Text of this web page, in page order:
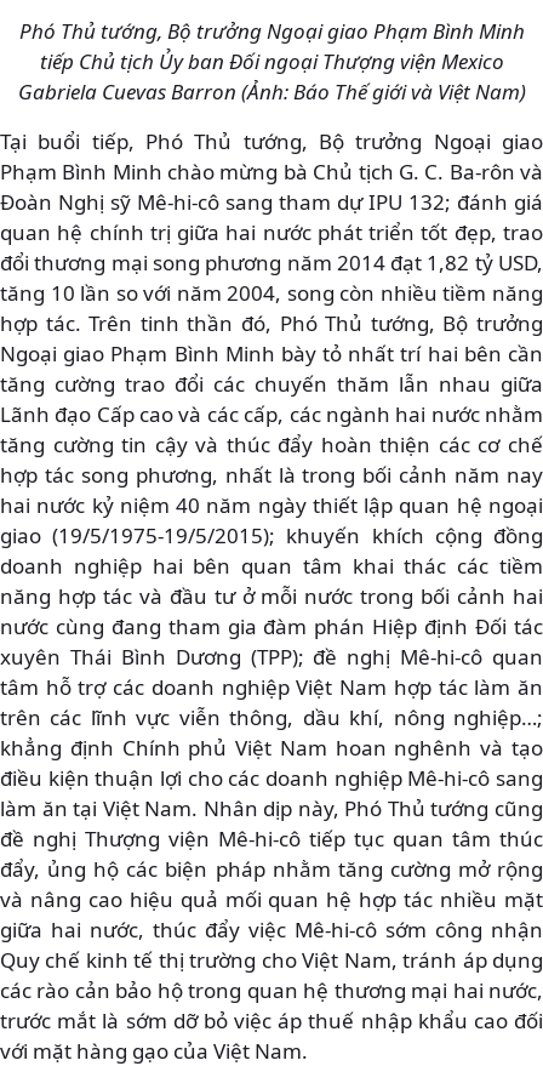
Phó Thủ tướng, Bộ trưởng Ngoại giao Phạm Bình Minh
tiếp Chủ tịch Ủy ban Đối ngoại Thượng viện Mexico
Gabriela Cuevas Barron (Ảnh: Báo Thế giới và Việt Nam)
Tại buổi tiếp, Phó Thủ tướng, Bộ trưởng Ngoại giao
Phạm Bình Minh chào mừng bà Chủ tịch G. C. Ba-rôn và
Đoàn Nghị sỹ Mê-hi-cô sang tham dự IPU 132; đánh giá
quan hệ chính trị giữa hai nước phát triển tốt đẹp, trao
đổi thương mại song phương năm 2014 đạt 1,82 tỷ USD,
tăng 10 lần so với năm 2004, song còn nhiều tiềm năng
hợp tác. Trên tinh thần đó, Phó Thủ tướng, Bộ trưởng
Ngoại giao Phạm Bình Minh bày tỏ nhất trí hai bên cần
tăng cường trao đổi các chuyến thăm lẫn nhau giữa
Lãnh đạo Cấp cao và các cấp, các ngành hai nước nhằm
tăng cường tin cậy và thúc đẩy hoàn thiện các cơ chế
hợp tác song phương, nhất là trong bối cảnh năm nay
hai nước kỷ niệm 40 năm ngày thiết lập quan hệ ngoại
giao (19/5/1975-19/5/2015); khuyến khích cộng đồng
doanh nghiệp hai bên quan tâm khai thác các tiềm
năng hợp tác và đầu tư ở mỗi nước trong bối cảnh hai
nước cùng đang tham gia đàm phán Hiệp định Đối tác
xuyên Thái Bình Dương (TPP); đề nghị Mê-hi-cô quan
tâm hỗ trợ các doanh nghiệp Việt Nam hợp tác làm ăn
trên các lĩnh vực viễn thông, dầu khí, nông nghiệp…;
khẳng định Chính phủ Việt Nam hoan nghênh và tạo
điều kiện thuận lợi cho các doanh nghiệp Mê-hi-cô sang
làm ăn tại Việt Nam. Nhân dịp này, Phó Thủ tướng cũng
đề nghị Thượng viện Mê-hi-cô tiếp tục quan tâm thúc
đẩy, ủng hộ các biện pháp nhằm tăng cường mở rộng
và nâng cao hiệu quả mối quan hệ hợp tác nhiều mặt
giữa hai nước, thúc đẩy việc Mê-hi-cô sớm công nhận
Quy chế kinh tế thị trường cho Việt Nam, tránh áp dụng
các rào cản bảo hộ trong quan hệ thương mại hai nước,
trước mắt là sớm dỡ bỏ việc áp thuế nhập khẩu cao đối
với mặt hàng gạo của Việt Nam.